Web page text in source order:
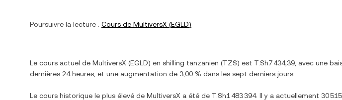
Poursuivre la lecture : Cours de MultiversX (EGLD)
Le cours actuel de MultiversX (EGLD) en shilling tanzanien (TZS) est T.Sh7 434,39 , avec une
dernières 24 heures, et une augmentation de 3,00 % dans les sept derniers jours.
Le cours historique le plus élevé de MultiversX a été de T.Sh1 483 394. Il y a actuellement 30